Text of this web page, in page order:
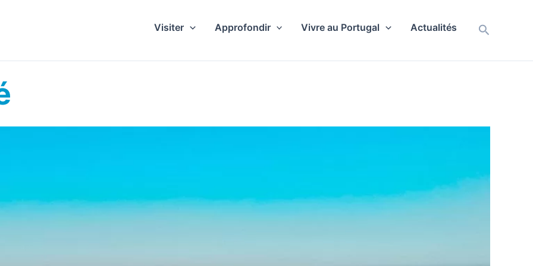
Visiter Approfondir Vivre au Portugal Actualités